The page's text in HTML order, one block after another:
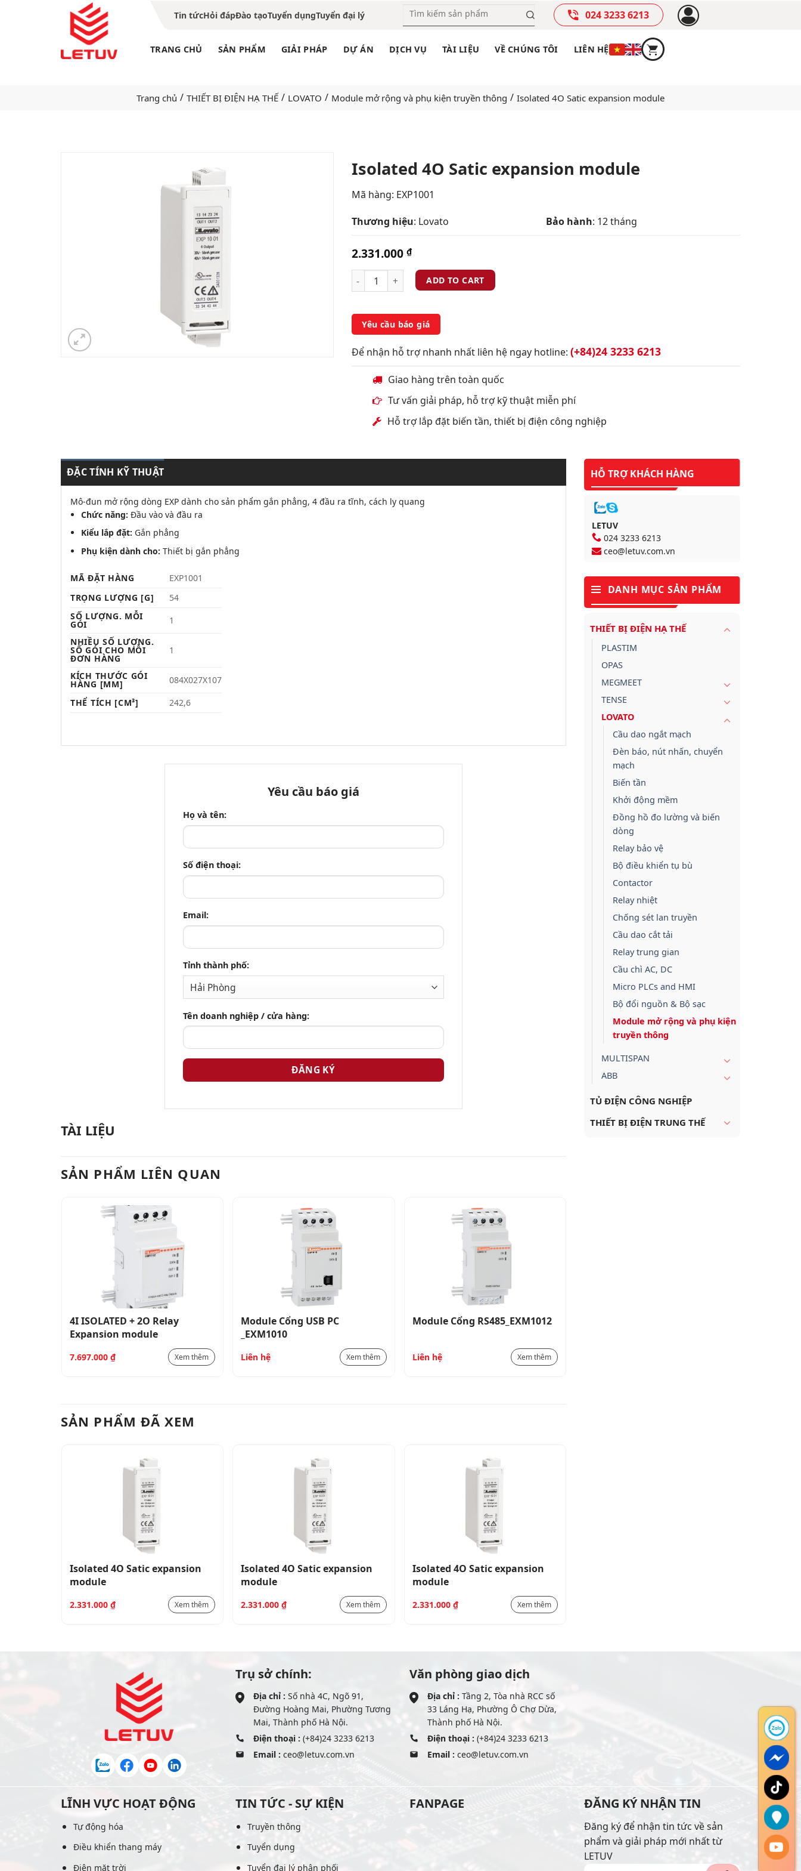
Tin tứcHỏi đápĐào tạoTuyển dụngTuyển đại lý 024 3233 6213
TRANG CHỦ SẢN PHẨM GIẢI PHÁP DỰ ÁN DỊCH VỤ TÀI LIỆU VỀ CHÚNG TÔI LIÊN HỆ
Trang chủ / THIẾT BỊ ĐIỆN HẠ THẾ / LOVATO / Module mở rộng và phụ kiện truyền thông / Isolated 4O Satic expansion module
Isolated 4O Satic expansion module
Mã hàng: EXP1001
Thương hiệu: Lovato Bảo hành: 12 tháng
2.331.000 ₫
ADD TO CART
Yêu cầu báo giá
Để nhận hỗ trợ nhanh nhất liên hệ ngay hotline: (+84)24 3233 6213
Giao hàng trên toàn quốc
Tư vấn giải pháp, hỗ trợ kỹ thuật miễn phí
Hỗ trợ lắp đặt biến tần, thiết bị điện công nghiệp
ĐẶC TÍNH KỸ THUẬT
Mô-đun mở rộng dòng EXP dành cho sản phẩm gắn phẳng, 4 đầu ra tĩnh, cách ly quang
Chức năng: Đầu vào và đầu ra
Kiểu lắp đặt: Gắn phẳng
Phụ kiện dành cho: Thiết bị gắn phẳng
MÃ ĐẶT HÀNG
EXP1001
TRỌNG LƯỢNG [G]
54
SỐ LƯỢNG. MỖI
GÓI
1
NHIỀU SỐ LƯỢNG.
SỐ GÓI CHO MỖI
ĐƠN HÀNG
1
KÍCH THƯỚC GÓI
HÀNG [MM]
084X027X107
THỂ TÍCH [CM³]
242,6
Yêu cầu báo giá
Họ và tên:
Số điện thoại:
Email:
Tỉnh thành phố:
Tên doanh nghiệp / cửa hàng:
TÀI LIỆU
SẢN PHẨM LIÊN QUAN
4I ISOLATED + 2O Relay
Expansion module
7.697.000 ₫ Xem thêm
Module Cổng USB PC
_EXM1010
Liên hệ Xem thêm
Module Cổng RS485_EXM1012
Liên hệ Xem thêm
SẢN PHẨM ĐÃ XEM
Isolated 4O Satic expansion
module
2.331.000 ₫ Xem thêm
Isolated 4O Satic expansion
module
2.331.000 ₫ Xem thêm
Isolated 4O Satic expansion
module
2.331.000 ₫ Xem thêm
HỖ TRỢ KHÁCH HÀNG
LETUV
024 3233 6213
ceo@letuv.com.vn
DANH MỤC SẢN PHẨM
THIẾT BỊ ĐIỆN HẠ THẾ
PLASTIM
OPAS
MEGMEET
TENSE
LOVATO
Cầu dao ngắt mạch
Đèn báo, nút nhấn, chuyển
mạch
Biến tần
Khởi động mềm
Đồng hồ đo lường và biến
dòng
Relay bảo vệ
Bộ điều khiển tụ bù
Contactor
Relay nhiệt
Chống sét lan truyền
Cầu dao cắt tải
Relay trung gian
Cầu chì AC, DC
Micro PLCs and HMI
Bộ đổi nguồn & Bộ sạc
Module mở rộng và phụ kiện
truyền thông
MULTISPAN
ABB
TỦ ĐIỆN CÔNG NGHIỆP
THIẾT BỊ ĐIỆN TRUNG THẾ
Trụ sở chính:
Địa chỉ : Số nhà 4C, Ngõ 91,
Đường Hoàng Mai, Phường Tương
Mai, Thành phố Hà Nội.
Điện thoại : (+84)24 3233 6213
Email : ceo@letuv.com.vn
Văn phòng giao dịch
Địa chỉ : Tầng 2, Tòa nhà RCC số
33 Láng Hạ, Phường Ô Chợ Dừa,
Thành phố Hà Nội.
Điện thoại : (+84)24 3233 6213
Email : ceo@letuv.com.vn
LĨNH VỰC HOẠT ĐỘNG
Tự động hóa
Điều khiển thang máy
Điện mặt trời
TIN TỨC - SỰ KIỆN
Truyền thông
Tuyển dụng
Tuyển đại lý phân phối
FANPAGE ĐĂNG KÝ NHẬN TIN
Đăng ký để nhận tin tức về sản
phẩm và giải pháp mới nhất từ
LETUV